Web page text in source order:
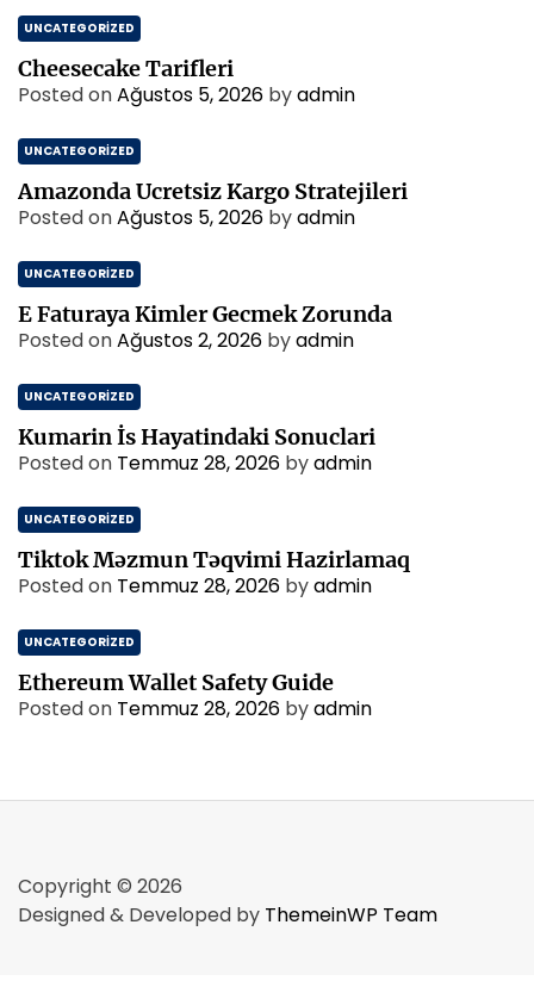
UNCATEGORIZED
Cheesecake Tarifleri
Posted onAğustos 5, 2026 byadmin
UNCATEGORIZED
Amazonda Ucretsiz Kargo Stratejileri
Posted onAğustos 5, 2026 byadmin
UNCATEGORIZED
E Faturaya Kimler Gecmek Zorunda
Posted onAğustos 2, 2026 byadmin
UNCATEGORIZED
Kumarin İs Hayatindaki Sonuclari
Posted on Temmuz 28, 2026 byadmin
UNCATEGORIZED
Tiktok Məzmun Təqvimi Hazirlamaq
Posted on Temmuz 28, 2026 byadmin
UNCATEGORIZED
Ethereum Wallet Safety Guide
Posted on Temmuz 28, 2026 byadmin
Copyright © 2026
Designed & Developed by ThemeinWP Team